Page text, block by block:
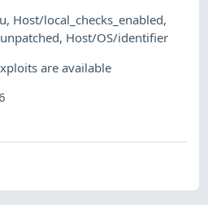
, Host/local_checks_enabled,
, Host/OS/identifier
are available